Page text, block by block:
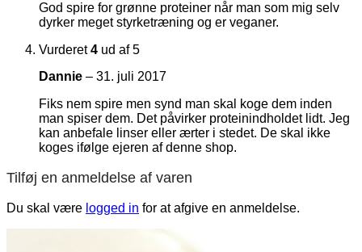
God spire for grønne proteiner når man som mig selv
dyrker meget styrketræning og er veganer.
Vurderet4 ud af 5
Dannie – 31. juli 2017
Fiks nem spire men synd man skal koge dem inden
man spiser dem. Det påvirker proteinindholdet lidt. Jeg
kan anbefale linser eller ærter i stedet. De skal ikke
koges ifølge ejeren af denne shop.
Tilføj en anmeldelse af varen
Du skal være logged in for at afgive en anmeldelse.